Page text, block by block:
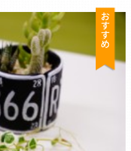
お